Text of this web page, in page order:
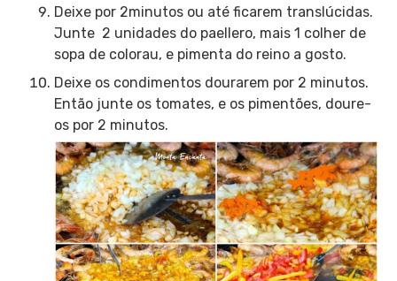
Deixe por 2minutos ou até ficarem translúcidas.
Junte 2 unidades do paellero, mais 1 colher de
sopa de colorau, e pimenta do reino a gosto.
Deixe os condimentos dourarem por 2 minutos.
Então junte os tomates, e os pimentões, doure-
os por 2 minutos.